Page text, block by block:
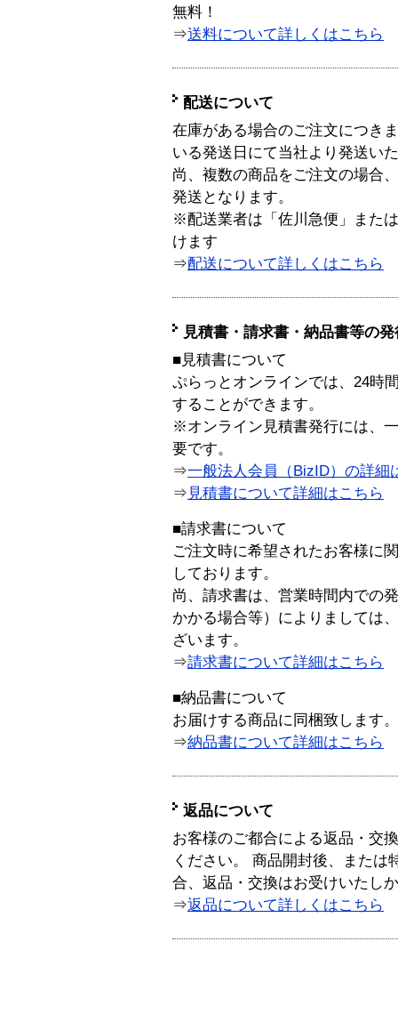
無料！
⇒送料について詳しくはこちら
配送について
在庫がある場合のご注文につき
いる発送日にて当社より発送い
尚、複数の商品をご注文の場合
発送となります。
※配送業者は「佐川急便」また
けます
⇒配送について詳しくはこちら
見積書・請求書・納品書等の
■見積書について
ぷらっとオンラインでは、24時
することができます。
※オンライン見積書発行には、
要です。
⇒一般法人会員（BizID）の詳細
⇒ 見積書について詳細はこちら
■請求書について
ご注文時に希望されたお客様に
しております。
尚、請求書は、営業時間内での
かかる場合等）によりましては
ざいます。
⇒請求書について詳細はこちら
■納品書について
お届けする商品に同梱致します。
⇒納品書について詳細はこちら
返品について
お客様のご都合による返品・交
ください。 商品開封後、または
合、返品・交換はお受けいたし
⇒返品について詳しくはこちら